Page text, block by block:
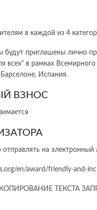
в каждой из 4
будут приглашены лично
всех" в рамках
Испания.
ВЗНОС
на электронный
en/award/friendly-and-
КОПИРОВАНИЕ ТЕКСТА